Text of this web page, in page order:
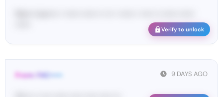
Verify to unlock
9 DAYS AGO
From: FAC•••••